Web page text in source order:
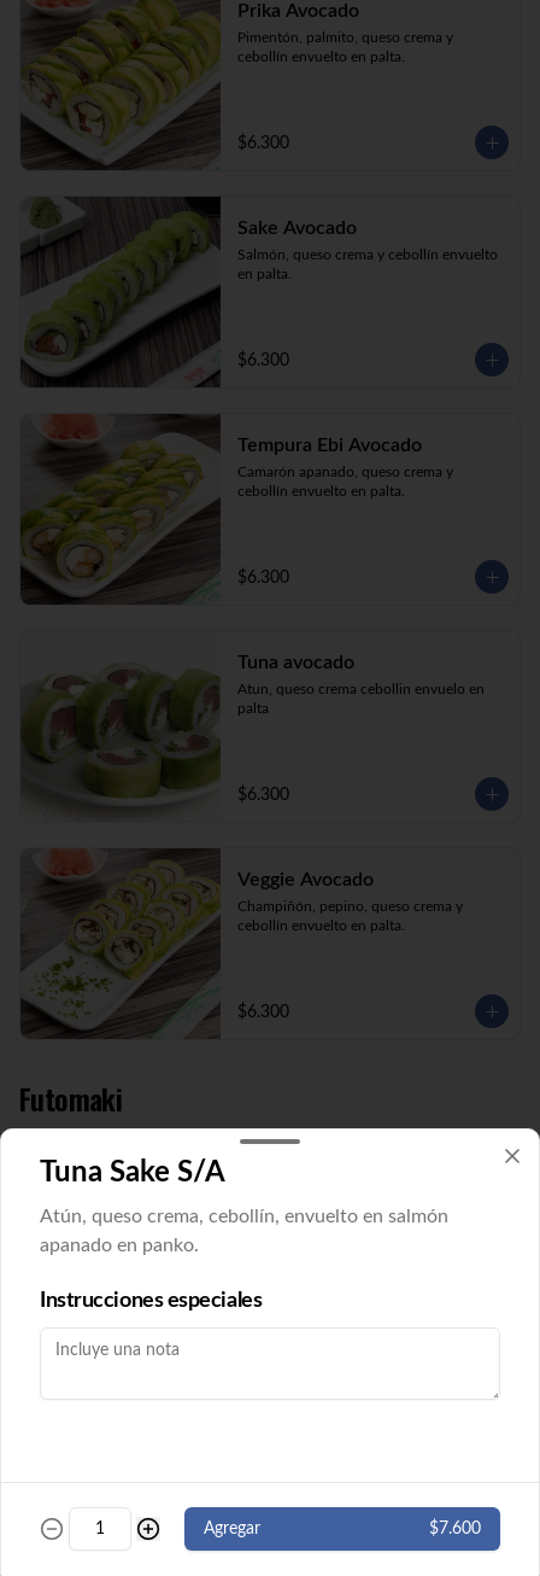
Prika Avocado
Pimentón, palmito, queso crema y
cebollín envuelto en palta.
$6.300
Sake Avocado
Salmón, queso crema y cebollín envuelto
en palta.
$6.300
Tempura Ebi Avocado
Camarón apanado, queso crema y
cebollín envuelto en palta.
$6.300
Tuna avocado
Atun, queso crema cebollin envuelo en
palta
$6.300
Veggie Avocado
Champiñón, pepino, queso crema y
cebollín envuelto en palta.
$6.300
Futomaki
cortes. ( Imagen referencial)
$5.500
$5.500
Tuna Sake S/A
Atún, queso crema, cebollín, envuelto en salmón
apanado en panko.
Instrucciones especiales
Agregar $7.600